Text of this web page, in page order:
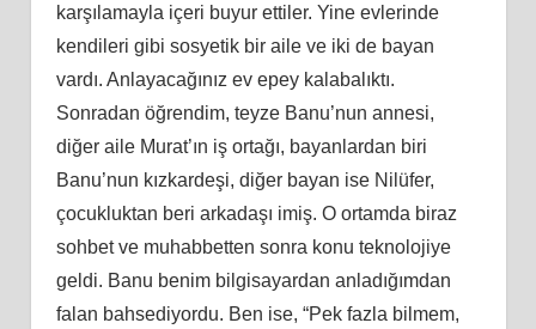
karşılamayla içeri buyur ettiler. Yine evlerinde
kendileri gibi sosyetik bir aile ve iki de bayan
vardı. Anlayacağınız ev epey kalabalıktı.
Sonradan öğrendim, teyze Banu’nun annesi,
diğer aile Murat’ın iş ortağı, bayanlardan biri
Banu’nun kızkardeşi, diğer bayan ise Nilüfer,
çocukluktan beri arkadaşı imiş. O ortamda biraz
sohbet ve muhabbetten sonra konu teknolojiye
geldi. Banu benim bilgisayardan anladığımdan
falan bahsediyordu. Ben ise, “Pek fazla bilmem,